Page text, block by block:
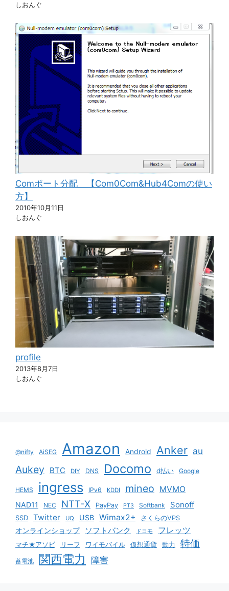
しおんぐ
Comポート分配 【Com0Com&Hub4Comの使い
方】
2010年10月11日
しおんぐ
profile
2013年8月7日
しおんぐ
@nifty AiSEG Amazon Android Anker au
Aukey BTC DIY DNS Docomo d払い Google
HEMS ingress IPv6 KDDI mineo MVMO
NAD11 NEC NTT-X PayPay PT3 Softbank Sonoff
SSD Twitter UQ USB Wimax2+ さくらのVPS
オンラインショップ ソフトバンク ドコモ フレッツ
マチ★アソビ リーフ ワイモバイル 仮想通貨 動力 特価
蓄電池 関西電力 障害